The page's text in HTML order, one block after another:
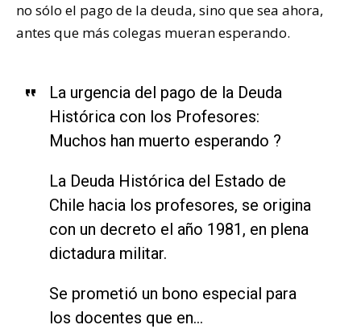
no sólo el pago de la deuda, sino que sea ahora,
antes que más colegas mueran esperando.
La urgencia del pago de la Deuda
Histórica con los Profesores:
Muchos han muerto esperando ?
La Deuda Histórica del Estado de
Chile hacia los profesores, se origina
con un decreto el año 1981, en plena
dictadura militar.
Se prometió un bono especial para
los docentes que en…